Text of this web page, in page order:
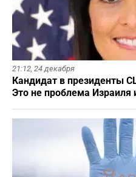
21:12, 24 декабря
Кандидат в президенты
Это не проблема Израиля